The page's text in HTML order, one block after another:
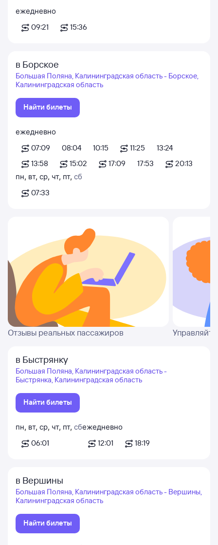
ежедневно
09:21
15:36
в Борское
Большая Поляна, Калининградская область - Борское,
Калининградская область
Найти билеты
ежедневно
07:09
08:04 10:15 11:25
13:24
13:58
15:02 17:09 17:53
20:13
пн, вт, ср, чт, пт, сб
07:33
Отзывы реальных пассажиров
в Быстрянку
Большая Поляна, Калининградская область -
Быстрянка, Калининградская область
Найти билеты
пн, вт, ср, чт, пт, сб
06:01
ежедневно
12:01
18:19
в Вершины
Большая Поляна, Калининградская область - Вершины,
Калининградская область
Найти билеты